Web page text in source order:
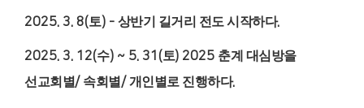
2025. 3. 8(토) - 상반기 길거리 전도 시작하다.
2025. 3. 12(수) ~ 5. 31(토) 2025 춘계 대심방을
선교회별/ 속회별/개인별로 진행하다.